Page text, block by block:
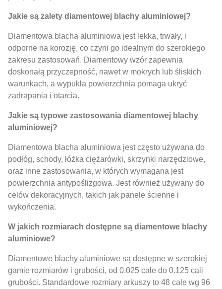
Jakie są zalety diamentowej blachy aluminiowej?
Diamentowa blacha aluminiowa jest lekka, trwały, i
odporne na korozję, co czyni go idealnym do szerokiego
zakresu zastosowań. Diamentowy wzór zapewnia
doskonałą przyczepność, nawet w mokrych lub śliskich
warunkach, a wypukła powierzchnia pomaga ukryć
zadrapania i otarcia.
Jakie są typowe zastosowania diamentowej blachy
aluminiowej?
Diamentowa blacha aluminiowa jest często używana do
podłóg, schody, łóżka ciężarówki, skrzynki narzędziowe,
oraz inne zastosowania, w których wymagana jest
powierzchnia antypoślizgowa. Jest również używany do
celów dekoracyjnych, takich jak panele ścienne i
wykończenia.
W jakich rozmiarach dostępne są diamentowe blachy
aluminiowe?
Diamentowe blachy aluminiowe są dostępne w szerokiej
gamie rozmiarów i grubości, od 0.025 cale do 0.125 cali
grubości. Standardowe rozmiary arkuszy to 48 cale wg 96